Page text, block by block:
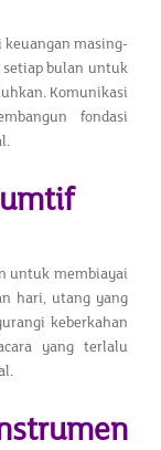
keuangan masing-
setiap bulan untuk
Komunikasi
fondasi
untuk membiayai
hari, utang yang
keberkahan
yang terlalu